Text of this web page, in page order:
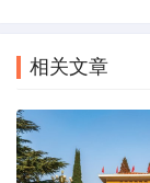
相关文章